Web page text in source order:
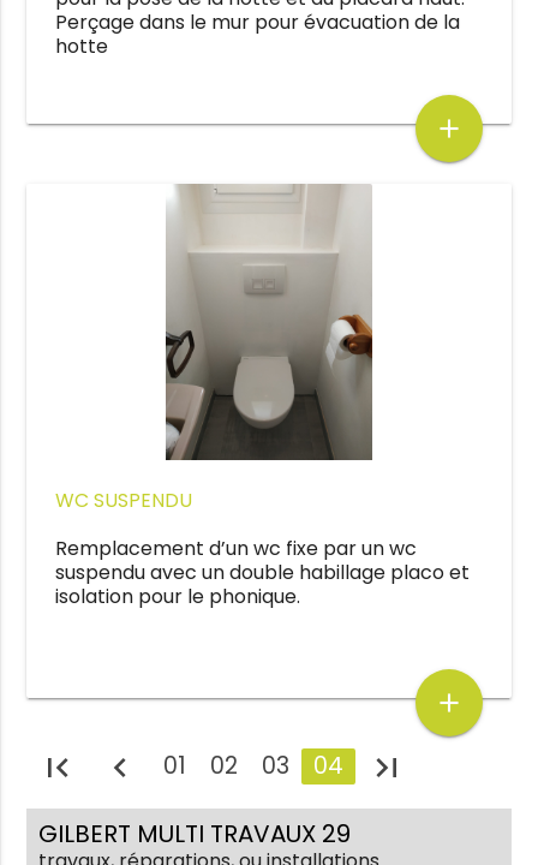
Perçage dans le mur pour évacuation de la
hotte
add
WC SUSPENDU
Remplacement d’un wc fixe par un wc
suspendu avec un double habillage placo et
isolation pour le phonique.
add
first_page chevron_left 01 02 03 04 last_page
GILBERT MULTI TRAVAUX 29